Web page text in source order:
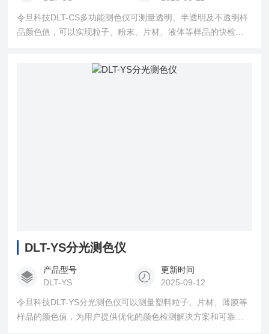
令旦科技DLT-CS多功能测色仪可测量透明、半透明及不透明样
品颜色值，可以实现粒子、粉末、片材、液体等样品的快检，
DLT-YS分光测色仪
产品型号
DLT-YS
更新时间
2025-09-12
令旦科技DLT-YS分光测色仪可以测量塑料粒子、片材、薄膜等
样品的颜色值，为用户提供优化的颜色检测解决方案和可靠的